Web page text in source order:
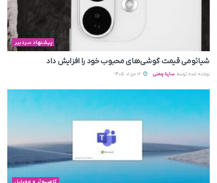
پیشنهاد سردبیر
شیائومی قیمت گوشی‌های محبوب خود را افزایش داد
نوشته شده توسط ساینا چمنی
کامپیوتر و موبایل